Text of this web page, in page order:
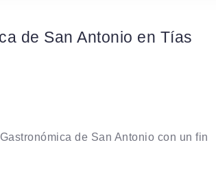
de San Antonio en Tías
de San Antonio con un fin